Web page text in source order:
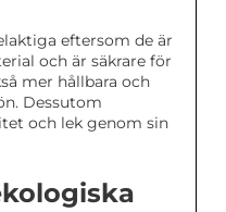
eftersom de är
och är säkrare för
mer hållbara och
Dessutom
och lek genom sin